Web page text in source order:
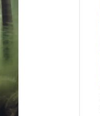
कहती रही.....फ़ोन करने